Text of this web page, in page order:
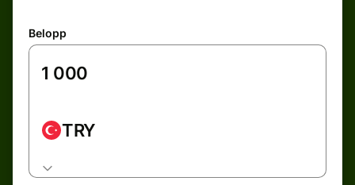
Belopp
TRY